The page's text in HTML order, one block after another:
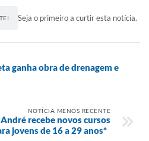
Seja o primeiro a curtir esta notícia.
ganha obra de drenagem e
NOTÍCIA MENOS RECENTE
recebe novos cursos
jovens de 16 a 29 anos*